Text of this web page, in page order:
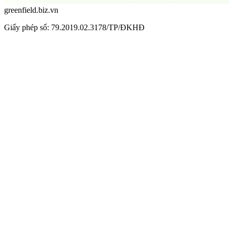
greenfield.biz.vn
Giấy phép số: 79.2019.02.3178/TP/ĐKHĐ